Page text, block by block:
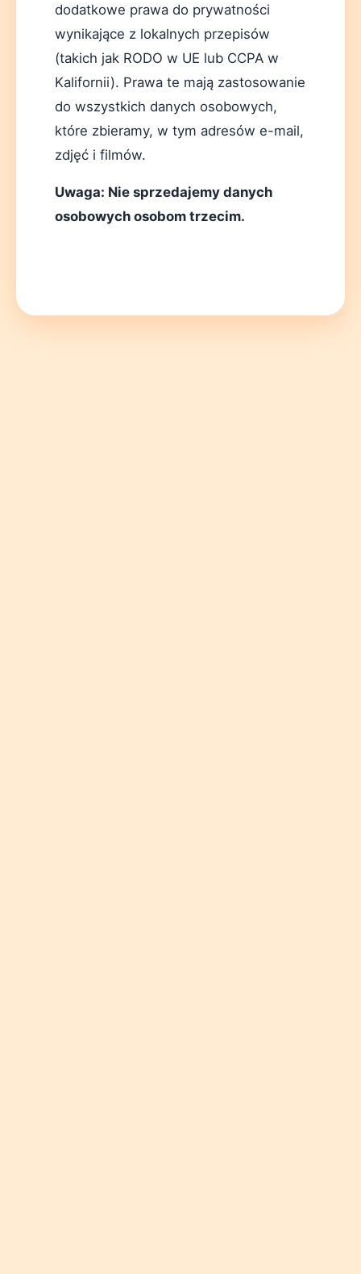
dodatkowe prawa do prywatności
wynikające z lokalnych przepisów
(takich jak RODO w UE lub CCPA w
Kalifornii). Prawa te mają zastosowanie
do wszystkich danych osobowych,
które zbieramy, w tym adresów e-mail,
zdjęć i filmów.
Uwaga: Nie sprzedajemy danych
osobowych osobom trzecim.